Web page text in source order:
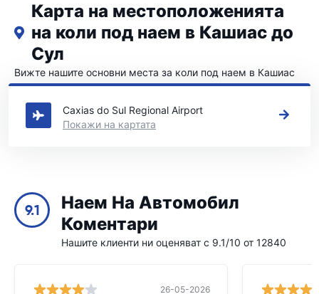
Карта на местоположенията
на коли под наем в Кашиас до
Сул
Вижте нашите основни места за коли под наем в Кашиас
до Сул
Caxias do Sul Regional Airport
Покажи на картата
9.1
Наем На Автомобил
Коментари
Нашите клиенти ни оценяват с 9.1/10 от 12840
26-05-2026